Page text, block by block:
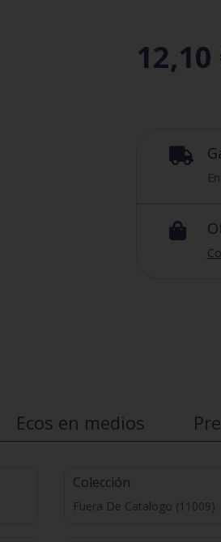
12,10


Ecos en medios
Colección
Fuera De Catalogo (11009)